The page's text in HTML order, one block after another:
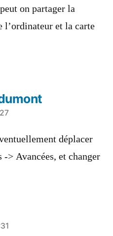
on partager la
l’ordinateur et la carte
déplacer
-> Avancées, et changer